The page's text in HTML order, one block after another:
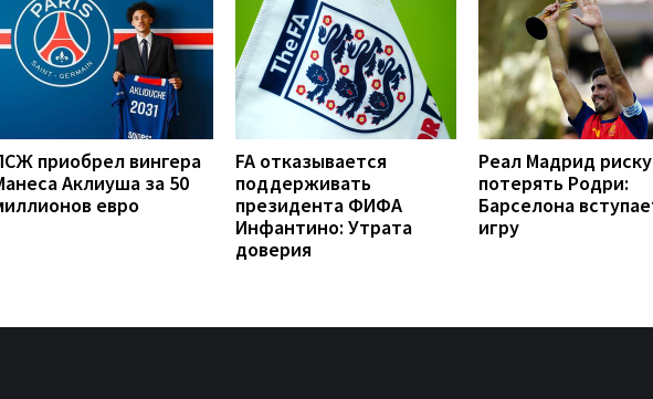
приобрел вингера
Аклиуша за 50
евро
FA отказывается
поддерживать
президента ФИФА
Инфантино: Утрата
доверия
Реал Мадрид
потерять Родри:
Барселона
игру